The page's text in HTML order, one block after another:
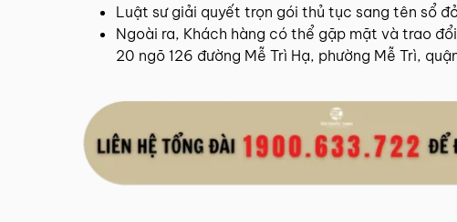
Luật sư giải quyết trọn gói thủ tục sang tên sổ
Ngoài ra, Khách hàng có thể gặp mặt và trao
20 ngõ 126 đường Mễ Trì Hạ, phường Mễ Trì,